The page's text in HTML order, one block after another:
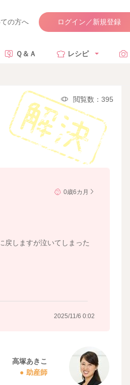
の方へ ログイン／新規登録
Ｑ＆Ａ レシピ
閲覧数：395
0歳6カ月
戻しますが泣いてしまった
2025/11/6 0:02
高塚あきこ
助産師